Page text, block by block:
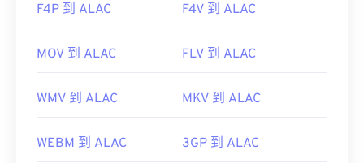
F4P 到 ALAC F4V 到 ALAC
MOV 到 ALAC FLV 到 ALAC
WMV 到 ALAC MKV 到 ALAC
WEBM 到 ALAC 3GP 到 ALAC